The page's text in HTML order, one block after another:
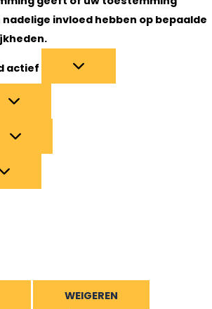
invloed hebben op bepaalde
actief
WEIGEREN